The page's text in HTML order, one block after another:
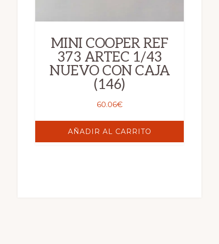
MINI COOPER REF
373 ARTEC 1/43
NUEVO CON CAJA
(146)
60.06€
AÑADIR AL CARRITO